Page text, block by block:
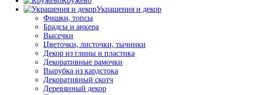
Украшения и декор
Фишки, топсы
Брадсы и анкера
Высечки
Цветочки, листочки, тычинки
Декор из глины и пластика
Декоративные рамочки
Вырубка из кардстока
Декоративный скотч
Деревянный декор